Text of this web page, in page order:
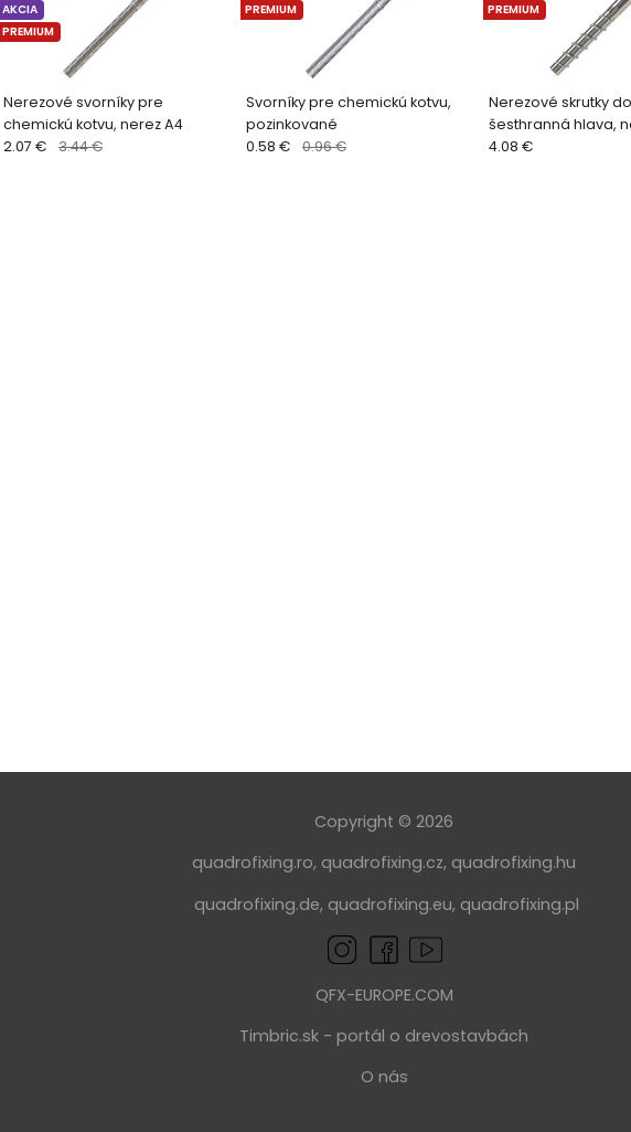
Nerezové svorníky pre
chemickú kotvu, nerez A4
AKCIA
PREMIUM
2.07 € 3.44 €
Svorníky pre chemickú kotvu,
pozinkované
PREMIUM
0.58 € 0.96 €
Nerezové skrutky
šesthranná hlava,
PREMIUM
4.08 €
Copyright © 2026
quadrofixing.ro, quadrofixing.cz, quadrofixing.hu
quadrofixing.de, quadrofixing.eu, quadrofixing.pl
QFX-EUROPE.COM
Timbric.sk - portál o drevostavbách
O nás